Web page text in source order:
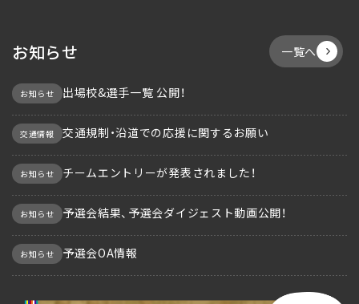
お知らせ 一覧へ
お知らせ 出場校&選手一覧 公開！
交通情報 交通規制・沿道での応援に関するお願い
お知らせ チームエントリーが発表されました！
お知らせ 予選会結果、予選会ダイジェスト動画公開！
お知らせ 予選会OA情報